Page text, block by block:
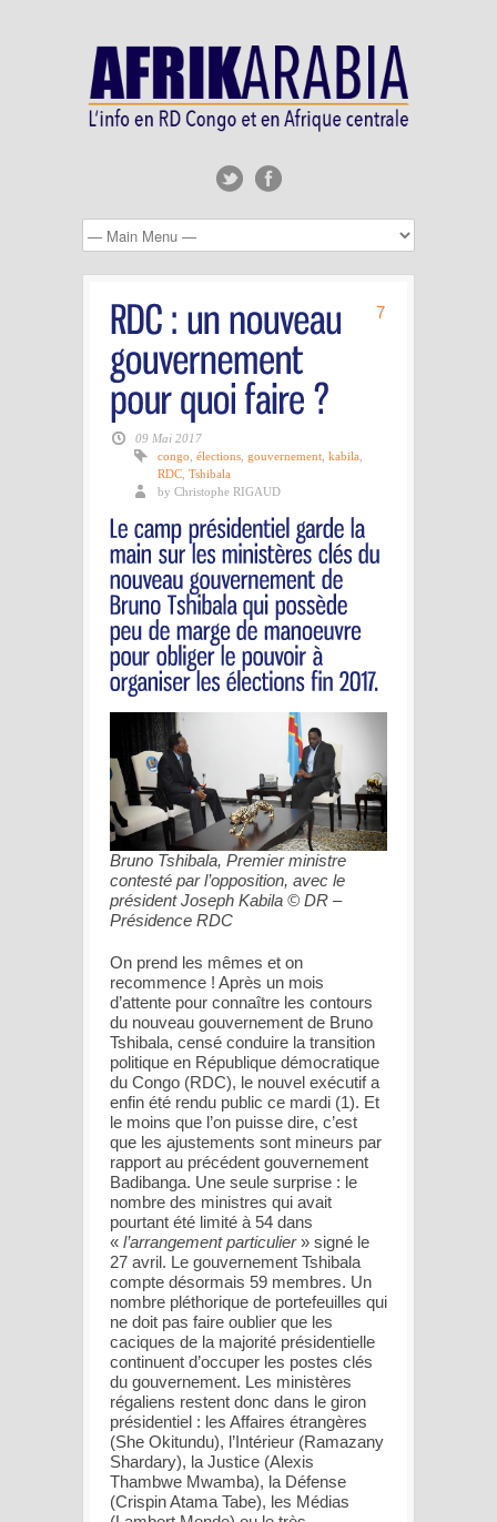
7
09 Mai 2017
congo élections gouvernement kabila
RDC Tshibala
by Christophe RIGAUD
Bruno Tshibala, Premier ministre
contesté par l’opposition, avec le
président Joseph Kabila © DR –
Présidence RDC
On prend les mêmes et on
recommence ! Après un mois
d’attente pour connaître les contours
du nouveau gouvernement de Bruno
Tshibala, censé conduire la transition
politique en République démocratique
du Congo (RDC), le nouvel exécutif a
enfin été rendu public ce mardi (1). Et
le moins que l’on puisse dire, c’est
que les ajustements sont mineurs par
rapport au précédent gouvernement
Badibanga. Une seule surprise : le
nombre des ministres qui avait
pourtant été limité à 54 dans
« l’arrangement particulier» signé le
27 avril. Le gouvernement Tshibala
compte désormais 59 membres. Un
nombre pléthorique de portefeuilles qui
ne doit pas faire oublier que les
caciques de la majorité présidentielle
continuent d’occuper les postes clés
du gouvernement. Les ministères
régaliens restent donc dans le giron
présidentiel : les Affaires étrangères
(She Okitundu), l’Intérieur (Ramazany
Shardary), la Justice (Alexis
Thambwe Mwamba), la Défense
(Crispin Atama Tabe), les Médias